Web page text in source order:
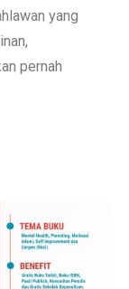
yang
pernah